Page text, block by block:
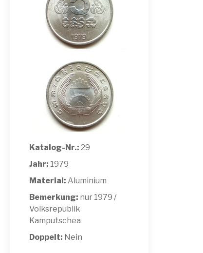
Katalog-Nr.: 29
Jahr: 1979
Material: Aluminium
Bemerkung: nur 1979 /
Volksrepublik
Kamputschea
Doppelt: Nein